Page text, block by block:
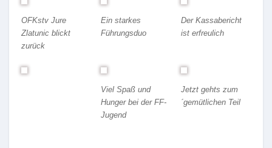
OFKstv Jure
Zlatunic blickt
zurück
Ein starkes
Führungsduo
Der Kassabericht
ist erfreulich
Viel Spaß und
Hunger bei der FF-
Jugend
Jetzt gehts zum
´gemütlichen Teil